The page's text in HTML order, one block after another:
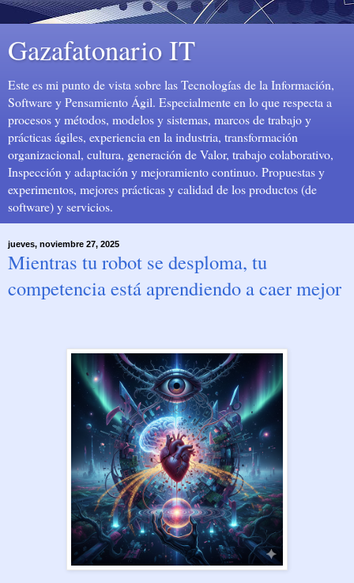
Gazafatonario IT
Este es mi punto de vista sobre las Tecnologías de la Información,
Software y Pensamiento Ágil. Especialmente en lo que respecta a
procesos y métodos, modelos y sistemas, marcos de trabajo y
prácticas ágiles, experiencia en la industria, transformación
organizacional, cultura, generación de Valor, trabajo colaborativo,
Inspección y adaptación y mejoramiento continuo. Propuestas y
experimentos, mejores prácticas y calidad de los productos (de
software) y servicios.
jueves, noviembre 27, 2025
Mientras tu robot se desploma, tu
competencia está aprendiendo a caer mejor